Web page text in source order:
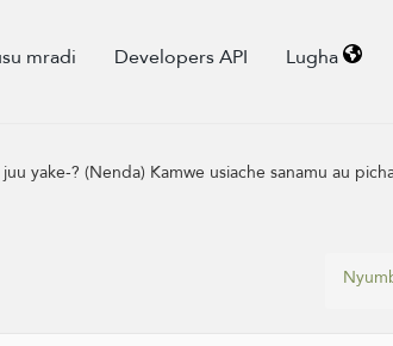
mradi Developers API Lugha
yake-? (Nenda) Kamwe usiache sanamu au